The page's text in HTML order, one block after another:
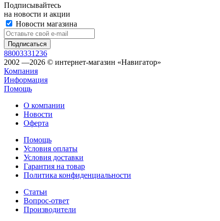
Подписывайтесь
на новости и акции
Новости магазина
88003331236
2002 —2026 © интернет-магазин «Навигатор»
Компания
Информация
Помощь
О компании
Новости
Оферта
Помощь
Условия оплаты
Условия доставки
Гарантия на товар
Политика конфиденциальности
Статьи
Вопрос-ответ
Производители